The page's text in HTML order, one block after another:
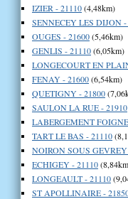
IZIER - 21110(4,48km)
SENNECEY LES DIJON -
OUGES - 21600(5,46km)
GENLIS - 21110(6,05km)
LONGECOURT EN
FENAY - 21600(6,54km)
QUETIGNY - 21800
SAULON LA RUE - 21910
LABERGEMENT
TART LE BAS - 21110
NOIRON SOUS
ECHIGEY - 21110
LONGEAULT - 21110
ST APOLLINAIRE -